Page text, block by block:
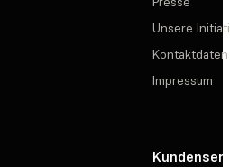
Unsere
Kontaktdaten
Impressum